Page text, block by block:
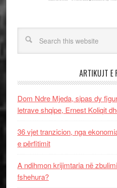
ARTIKUJT E
Dom Ndre Mjeda, sipas dy
letrave shqipe, Ernest Koliqit
36 vjet tranzicion, nga
e përfitimit
A ndihmon krijimtaria në
fshehura?